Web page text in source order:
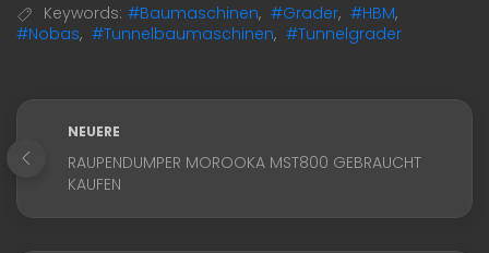
Keywords: #Baumaschinen, #Grader, #HBM,
#Nobas, #Tunnelbaumaschinen, #Tunnelgrader
NEUERE
RAUPENDUMPER MOROOKA MST800 GEBRAUCHT
KAUFEN